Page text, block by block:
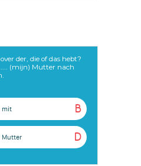
der, die of das hebt?
(mijn) Mutter nach
B
mit
D
Mutter